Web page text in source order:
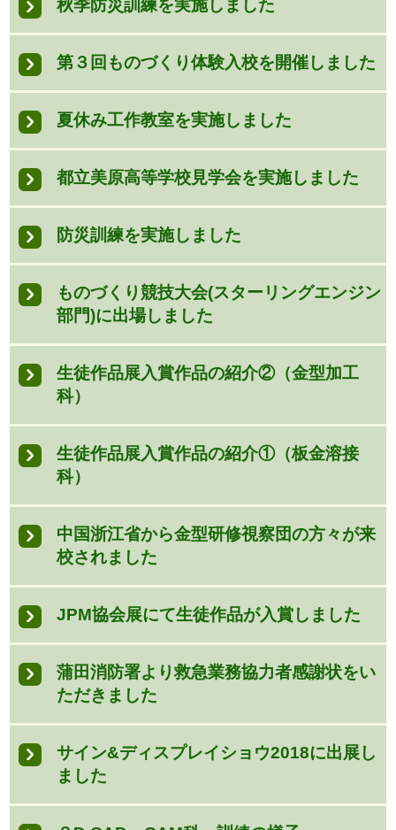
秋季防災訓練を実施しました
第３回ものづくり体験入校を開催しました
夏休み工作教室を実施しました
都立美原高等学校見学会を実施しました
防災訓練を実施しました
ものづくり競技大会(スターリングエンジン
部門)に出場しました
生徒作品展入賞作品の紹介②（金型加工
科）
生徒作品展入賞作品の紹介①（板金溶接
科）
中国浙江省から金型研修視察団の方々が来
校されました
JPM協会展にて生徒作品が入賞しました
蒲田消防署より救急業務協力者感謝状をい
ただきました
サイン&ディスプレイショウ2018に出展し
ました